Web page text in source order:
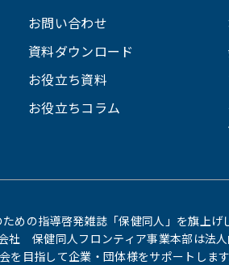
お問い合わせ
資料ダウンロード
お役立ち資料
お役立ちコラム
めの指導啓発雑誌「保健同⼈」を旗上
保健同人フロンティア事業本部は法人
目指して企業・団体様をサポートします